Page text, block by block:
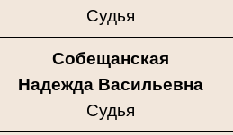
Судья
Собещанская
Надежда Васильевна
Судья